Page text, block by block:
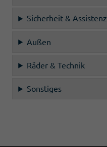
Sicherheit & Assistenz
Außen
Räder & Technik
Sonstiges